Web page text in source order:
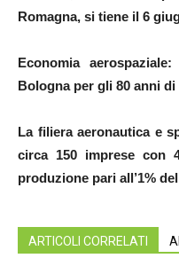
Romagna, si tiene il 6
Economia
Bologna per gli 80 anni di
La filiera aeronautica e
circa 150 imprese con
produzione pari all’1%
ARTICOLI CORRELATI